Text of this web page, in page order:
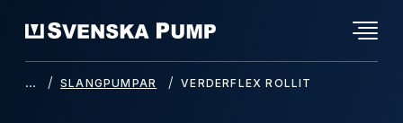
SLANGPUMPAR VERDERFLEX ROLLIT